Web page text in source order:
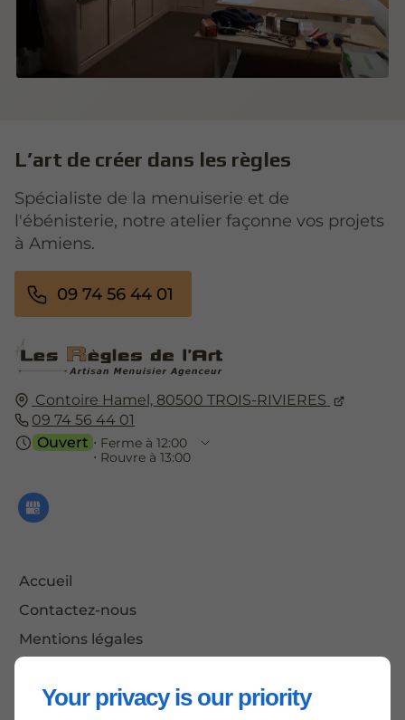
Your privacy is our priority
Contoire Hamel, 80500 TROIS-RIVIERES
09 74 56 44 01
Ouvert ⋅ Ferme à 12:00
⋅ Rouvre à 13:00
Accueil
Contactez-nous
Mentions légales
L’art de créer dans les règles
Spécialiste de la menuiserie et de
l'ébénisterie, notre atelier façonne vos projets
à Amiens.
09 74 56 44 01